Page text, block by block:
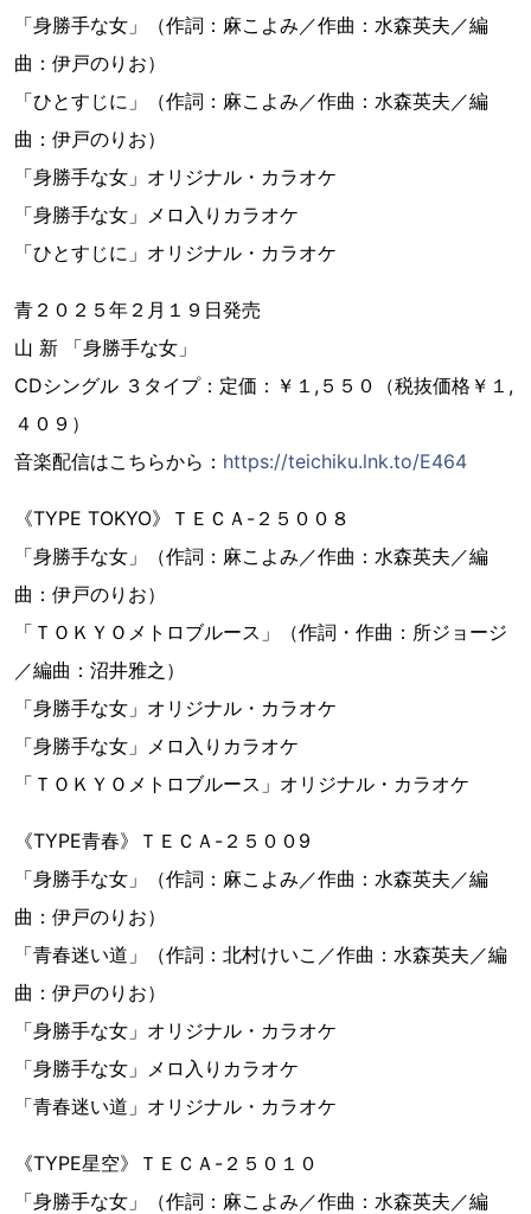
「身勝手な女」（作詞：麻こよみ／作曲：水森英夫／編
曲：伊戸のりお）
「ひとすじに」（作詞：麻こよみ／作曲：水森英夫／編
曲：伊戸のりお）
「身勝手な女」オリジナル・カラオケ
「身勝手な女」メロ入りカラオケ
「ひとすじに」オリジナル・カラオケ
青２０２５年２月１９日発売
山 新 「身勝手な女」
CDシングル ３タイプ：定価：￥１,５５０（税抜価格￥１,
４０９）
音楽配信はこちらから： https://teichiku.lnk.to/E464
《TYPE TOKYO》ＴＥＣＡ-２５００８
「身勝手な女」（作詞：麻こよみ／作曲：水森英夫／編
曲：伊戸のりお）
「ＴＯＫＹＯメトロブルース」（作詞・作曲：所ジョージ
／編曲：沼井雅之）
「身勝手な女」オリジナル・カラオケ
「身勝手な女」メロ入りカラオケ
「ＴＯＫＹＯメトロブルース」オリジナル・カラオケ
《TYPE青春》ＴＥＣＡ-２５００9
「身勝手な女」（作詞：麻こよみ／作曲：水森英夫／編
曲：伊戸のりお）
「青春迷い道」（作詞：北村けいこ／作曲：水森英夫／編
曲：伊戸のりお）
「身勝手な女」オリジナル・カラオケ
「身勝手な女」メロ入りカラオケ
「青春迷い道」オリジナル・カラオケ
《TYPE星空》ＴＥＣＡ-２５０１０
「身勝手な女」（作詞：麻こよみ／作曲：水森英夫／編